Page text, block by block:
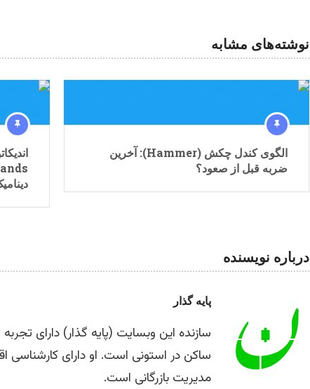
نوشته‌های مشابه
الگوی کندل چکش (Hammer): آخرین
ضربه قبل از صعود؟
درباره نویسنده
پایه گذار
ساکن در استونی است. او دارای
مدیریت بازرگانی است.